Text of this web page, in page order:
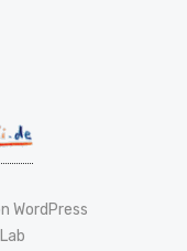
WordPress